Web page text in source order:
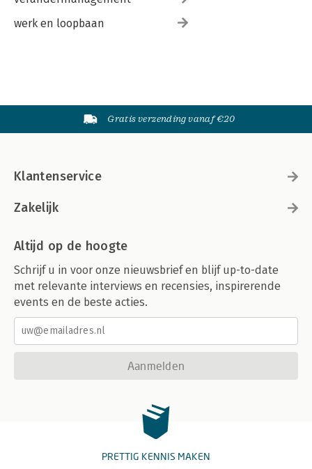
werk en loopbaan
Gratis verzending vanaf €20
Klantenservice
Zakelijk
Altijd op de hoogte
Schrijf u in voor onze nieuwsbrief en blijf up-to-date
met relevante interviews en recensies, inspirerende
events en de beste acties.
Aanmelden
PRETTIG KENNIS MAKEN